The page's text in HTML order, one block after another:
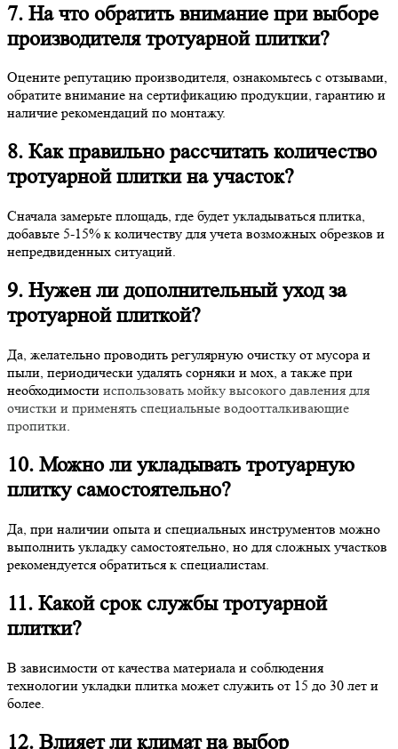
7. На что обратить внимание при выборе
производителя тротуарной плитки?
Оцените репутацию производителя, ознакомьтесь с отзывами,
обратите внимание на сертификацию продукции, гарантию и
наличие рекомендаций по монтажу.
8. Как правильно рассчитать количество
тротуарной плитки на участок?
Сначала замерьте площадь, где будет укладываться плитка,
добавьте 5-15% к количеству для учета возможных обрезков и
непредвиденных ситуаций.
9. Нужен ли дополнительный уход за
тротуарной плиткой?
Да, желательно проводить регулярную очистку от мусора и
пыли, периодически удалять сорняки и мох, а также при
необходимости использовать мойку высокого давления для
очистки и применять специальные водоотталкивающие
пропитки.
10. Можно ли укладывать тротуарную
плитку самостоятельно?
Да, при наличии опыта и специальных инструментов можно
выполнить укладку самостоятельно, но для сложных участков
рекомендуется обратиться к специалистам.
11. Какой срок службы тротуарной
плитки?
В зависимости от качества материала и соблюдения
технологии укладки плитка может служить от 15 до 30 лет и
более.
12. Влияет ли климат на выбор